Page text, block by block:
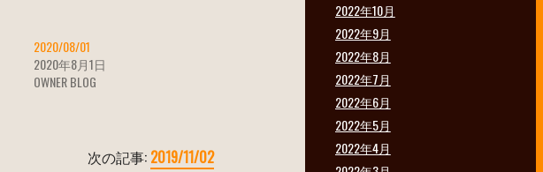
2020/08/01
2020年8月1日
OWNER BLOG
次の記事: 2019/11/02
2022年10月
2022年9月
2022年8月
2022年7月
2022年6月
2022年5月
2022年4月